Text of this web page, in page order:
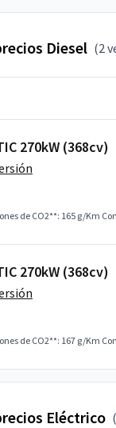
Diesel (2
270kW (368cv)
de CO2**: 165 g/Km
270kW (368cv)
de CO2**: 167 g/Km
Eléctrico